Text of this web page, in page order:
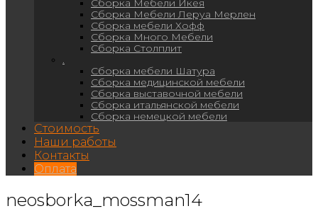
Сборка Мебели Икея
Сборка Мебели Леруа Мерлен
Сборка мебели Хофф
Сборка Много Мебели
Сборка Столплит
Сборка мебели Шатура
Сборка медицинской мебели
Сборка выставочной мебели
Сборка итальянской мебели
Сборка немецкой мебели
Стоимость
Наши работы
Контакты
Оплата
neosborka_mossman14